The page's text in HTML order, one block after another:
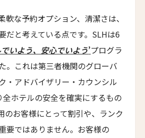
・ブルノ
パーク・ホテル&カントリークラ
& Country Club
ハウス・アンド・ユートピア・ス
軟な予約オプション、清潔さは、
だと考えている点です。SLHは6
いよう、安心でいよう’プログラ
。これは第三者機関のグローバ
・アドバイザリー・カウンシル
全ホテルの安全を確実にするもの
のお客様にとって割引や、ランク
要ではありません。お客様の